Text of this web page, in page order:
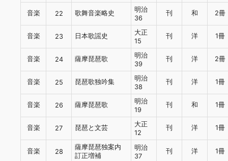
音楽 22 歌舞音楽略史
明治
36
刊 和 2冊
音楽 23 日本歌謡史
大正
15
刊 洋 1冊
音楽 24 薩摩琵琶歌
明治
39
刊 洋 2冊
音楽 25 琵琶歌独吟集
明治
38
刊 洋 1冊
音楽 26 薩摩琵琶歌
明治
19
刊 和 1冊
音楽 27 琵琶と文芸
大正
12
刊 洋 1冊
音楽 28
薩摩琵琶独案内
訂正増補
明治
37
刊 洋 1冊